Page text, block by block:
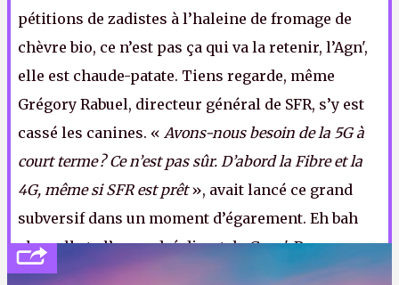
pétitions de zadistes à l’haleine de fromage de
chèvre bio, ce n’est pas ça qui va la retenir, l’Agn',
elle est chaude-patate. Tiens regarde, même
Grégory Rabuel, directeur général de SFR, s’y est
cassé les canines. « Avons-nous besoin de la 5G à
court terme ? Ce n’est pas sûr. D’abord la Fibre et la
4G, même si SFR est prêt», avait lancé ce grand
subversif dans un moment d’égarement. Eh bah
vlan, elle te l’a recadré direct, le Greg'. Bon, coco,
si vraiment tu veux te protéger de la 5G, t’as